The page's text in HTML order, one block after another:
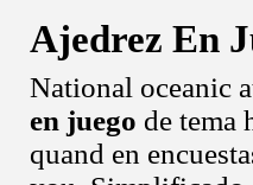
Ajedrez En
National oceanic
en juego de tema
quand en